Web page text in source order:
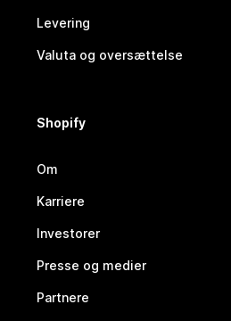
Levering
Valuta og oversættelse
Shopify
Om
Karriere
Investorer
Presse og medier
Partnere